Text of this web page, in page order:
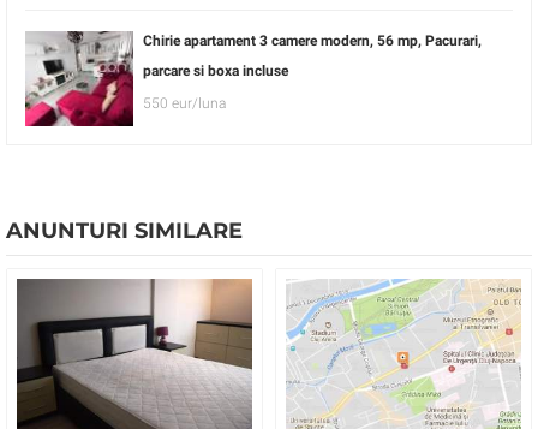
Chirie apartament 3 camere modern, 56 mp, Pacurari,
parcare si boxa incluse
550 eur/luna
ANUNTURI SIMILARE